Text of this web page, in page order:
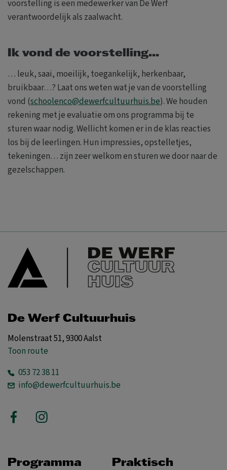
voorstelling is een medewerker van De Werf
verantwoordelijk als zaalwacht.
Ik vond de voorstelling...
… leuk, saai, moeilijk, toegankelijk, herkenbaar,
bruikbaar…? Laat ons weten wat je van de voorstelling
vond (schoolenco@dewerfcultuurhuis.be). We houden
rekening met je evaluatie om ons programma bij te
sturen waar nodig. Wellicht komen er in de klas reacties
los bij de leerlingen. Hun impressies, opstelletjes,
tekeningen… zijn zeer welkom en sturen we door naar de
gezelschappen.
De Werf Cultuurhuis
Molenstraat 51, 9300 Aalst
Toon route
053 72 38 11
info@dewerfcultuurhuis.be
Programma Praktisch